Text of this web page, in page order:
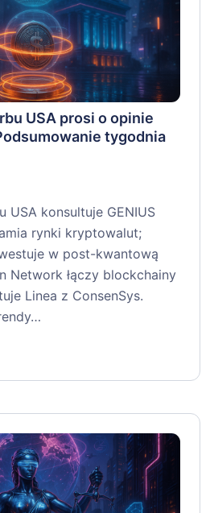
USA prosi o opinie
tygodnia
USA konsultuje GENIUS
rynki kryptowalut;
w post-kwantową
Network łączy blockchainy
Linea z ConsenSys.